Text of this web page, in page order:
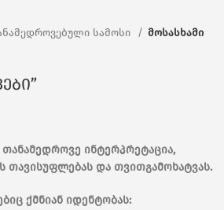
სამოსი მოსასხამი
ინტერპრეტაცია,
თავისუფლებას და თვითგამოხატვას.
ქმნიან იდენტობას: